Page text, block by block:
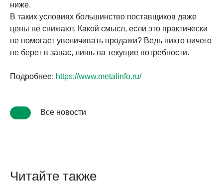
ниже.
В таких условиях большинство поставщиков даже
цены не снижают. Какой смысл, если это практически
не помогает увеличивать продажи? Ведь никто ничего
не берет в запас, лишь на текущие потребности.
Подробнее: https://www.metalinfo.ru/
Все новости
Читайте также